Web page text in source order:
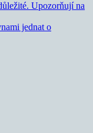
Upozorňují na
jednat o